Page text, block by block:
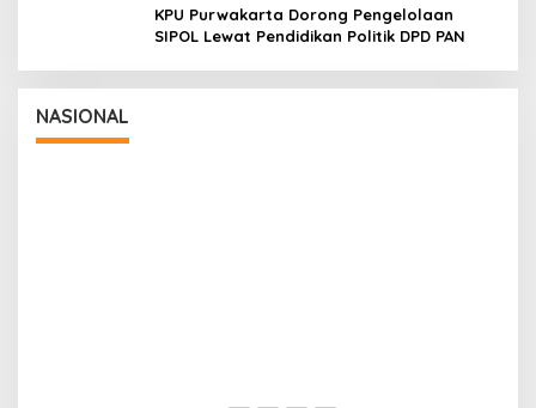
KPU Purwakarta Dorong Pengelolaan
SIPOL Lewat Pendidikan Politik DPD PAN
NASIONAL
Negara Terima Warga Kehormatan dan
Brevet Korps Marinir
In Nasional |